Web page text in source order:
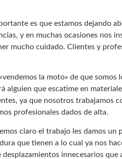
es que estamos dejando
y en muchas ocasiones nos
mucho cuidado. Clientes y
la moto» de que somos
alguien que escatime en
ya que nosotros trabajamos
profesionales dados de alta.
claro el trabajo les damos un
que tienen a lo cual ya nos
innecesarios